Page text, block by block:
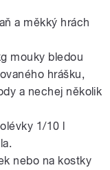
a měkký hrách
mouky bledou
hrášku,
a nechej několik
1/10 l
nebo na kostky